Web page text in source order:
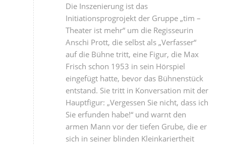
Die Inszenierung ist das
Initiationsprogrojekt der Gruppe „tim –
Theater ist mehr“ um die Regisseurin
Anschi Prott, die selbst als „Verfasser“
auf die Bühne tritt, eine Figur, die Max
Frisch schon 1953 in sein Hörspiel
eingefügt hatte, bevor das Bühnenstück
entstand. Sie tritt in Konversation mit der
Hauptfigur: „Vergessen Sie nicht, dass ich
Sie erfunden habe!“ und warnt den
armen Mann vor der tiefen Grube, die er
sich in seiner blinden Kleinkariertheit